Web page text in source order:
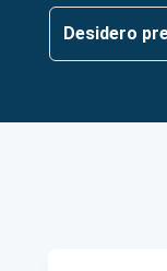
Desidero